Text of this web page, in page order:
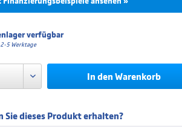
Effektivzins
0.00 % 28,66 € 343,90 €
4.99 % 15,07 € 361,73 €
verfügbar
2-5 Werktage
In den Warenkorb
Sie dieses Produkt erhalten?